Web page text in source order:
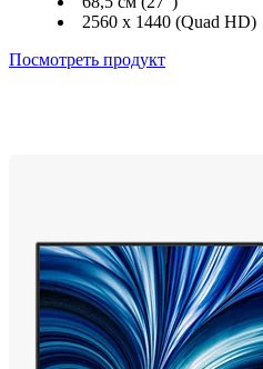
2560 x 1440 (Quad HD)
Посмотреть продукт